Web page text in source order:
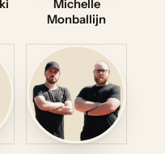
Michelle
Monballijn